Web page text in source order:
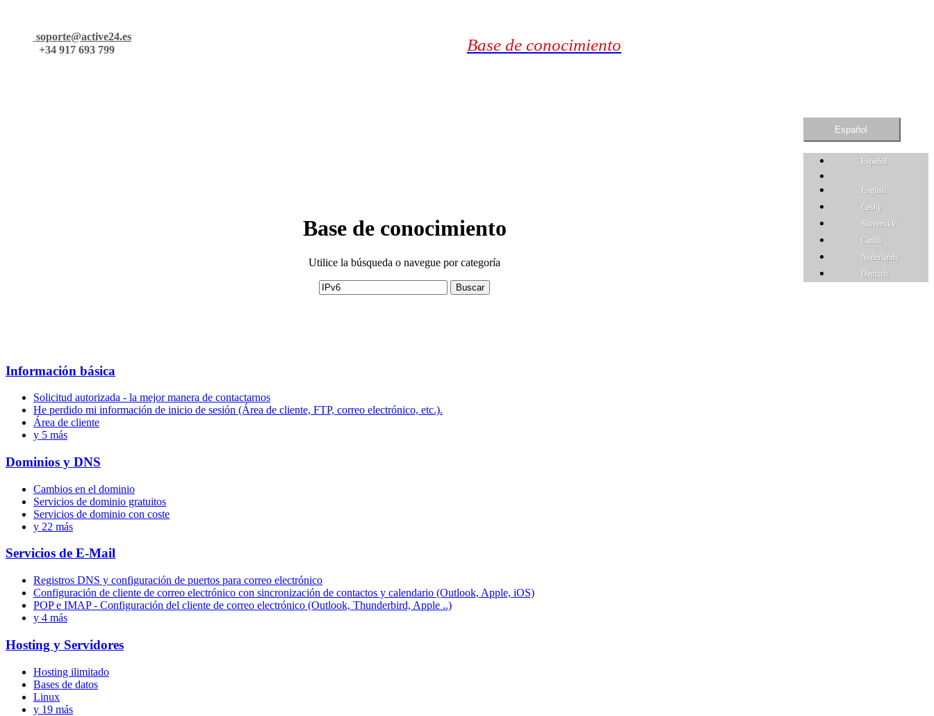
soporte@active24.es
+34 917 693 799
Base de conocimiento
Espaňol
Espaňol
English
Česky
Slovensky
Català
Nederlands
Deutsch
Base de conocimiento
Utilice la búsqueda o navegue por categoría
Información básica
Solicitud autorizada - la mejor manera de contactarnos
He perdido mi información de inicio de sesión (Área de cliente, FTP, correo electrónico, etc.).
Área de cliente
y 5 más
Dominios y DNS
Cambios en el dominio
Servicios de dominio gratuitos
Servicios de dominio con coste
y 22 más
Servicios de E-Mail
Registros DNS y configuración de puertos para correo electrónico
Configuración de cliente de correo electrónico con sincronización de contactos y calendario (Outlook, Apple, iOS)
POP e IMAP - Configuración del cliente de correo electrónico (Outlook, Thunderbird, Apple ..)
y 4 más
Hosting y Servidores
Hosting ilimitado
Bases de datos
Linux
y 19 más